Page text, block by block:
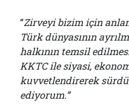
“Zirveyi bizim için
Türk dünyasının
halkının temsil
KKTC ile siyasi,
kuvvetlendirerek
ediyorum.”